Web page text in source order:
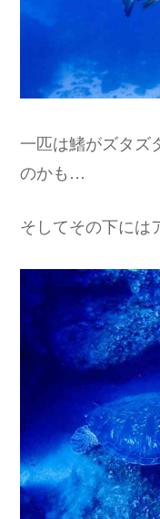
一匹は鰭がズタズ
のかも…
そしてその下には